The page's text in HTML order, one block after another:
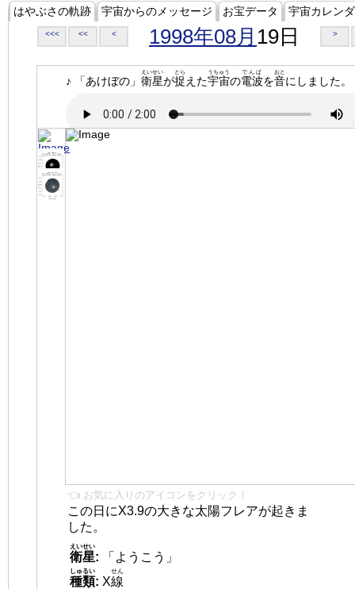
はやぶさの軌跡 宇宙からのメッセージ お宝データ 宇宙カレン
<<< << < 1998年08月 19日 >
♪ 「あけぼの」 衛星
えいせい
が捉
とら
えた宇宙
うちゅう
の電波
でんぱ
を音
おと
にしました。
👈 お気に入りのアイコンをクリック！
この日にX3.9の大きな太陽フレアが起きま
した。
衛星
えいせい
:
「ようこう」
種類
しゅるい
: X線
せん